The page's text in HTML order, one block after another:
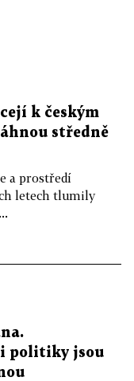
k českým
středně
a prostředí
letech tlumily
politiky jsou